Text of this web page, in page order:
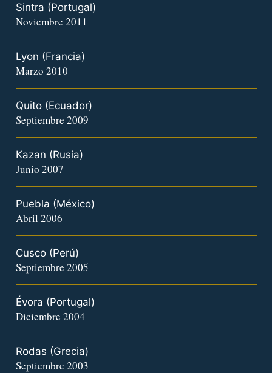
Sintra (Portugal)
Noviembre 2011
Lyon (Francia)
Marzo 2010
Quito (Ecuador)
Septiembre 2009
Kazan (Rusia)
Junio 2007
Puebla (México)
Abril 2006
Cusco (Perú)
Septiembre 2005
Évora (Portugal)
Diciembre 2004
Rodas (Grecia)
Septiembre 2003